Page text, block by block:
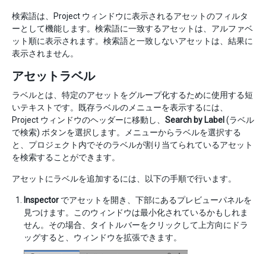
検索語は、Project ウィンドウに表示されるアセットのフィルタ
ーとして機能します。検索語に一致するアセットは、アルファベ
ット順に表示されます。検索語と一致しないアセットは、結果に
表示されません。
アセットラベル
ラベルとは、特定のアセットをグループ化するために使用する短
いテキストです。既存ラベルのメニューを表示するには、
Project ウィンドウのヘッダーに移動し、 Search by Label (ラベル
で検索) ボタンを選択します。メニューからラベルを選択する
と、プロジェクト内でそのラベルが割り当てられているアセット
を検索することができます。
アセットにラベルを追加するには、以下の手順で行います。
Inspector でアセットを開き、下部にあるプレビューパネルを
見つけます。このウィンドウは最小化されているかもしれま
せん。その場合、タイトルバーをクリックして上方向にドラ
ッグすると、ウィンドウを拡張できます。